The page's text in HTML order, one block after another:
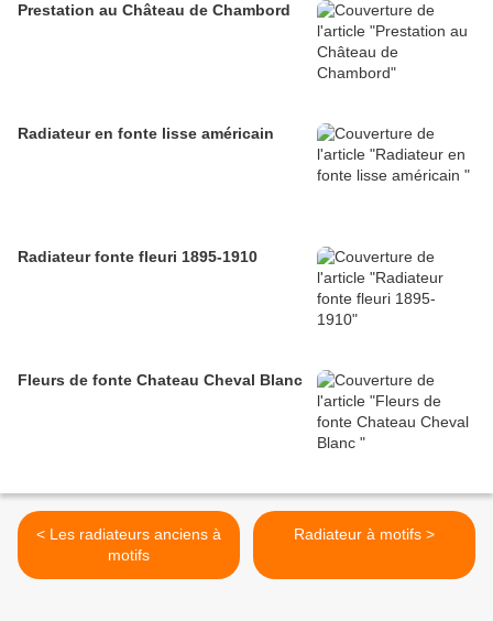
Prestation au Château de Chambord
Radiateur en fonte lisse américain
Radiateur fonte fleuri 1895-1910
Fleurs de fonte Chateau Cheval Blanc
< Les radiateurs anciens à
motifs
Radiateur à motifs >